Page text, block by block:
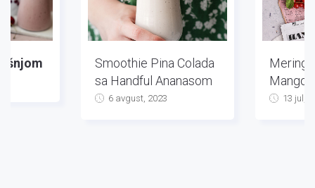
Smoothie Pina Colada
sa Handful Ananasom
6 avgust, 2023
Mering
13 jul,